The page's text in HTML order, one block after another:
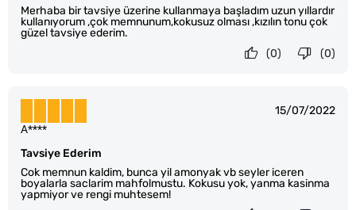
Merhaba bir tavsiye üzerine kullanmaya başladım uzun yıllardır
kullanıyorum ,çok memnunum,kokusuz olması ,kızılın tonu çok
güzel tavsiye ederim.
(0)
(0)
15/07/2022
Tavsiye Ederim
Cok memnun kaldim, bunca yil amonyak vb seyler iceren
boyalarla saclarim mahfolmustu. Kokusu yok, yanma kasinma
yapmiyor ve rengi muhtesem!
A****